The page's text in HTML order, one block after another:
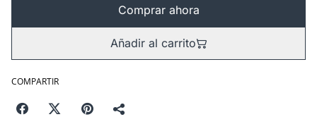
Comprar ahora
Añadir al carrito
COMPARTIR